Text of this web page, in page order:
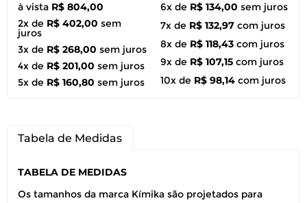
à vista R$ 804,00
2x de R$ 402,00 sem
juros
3x de R$ 268,00 sem juros
4x de R$ 201,00 sem juros
5x de R$ 160,80 sem juros
6x de R$ 134,00 sem juros
7x de R$ 132,97 com juros
8x de R$ 118,43 com juros
9x de R$ 107,15 com juros
10x de R$ 98,14 com juros
Tabela de Medidas
TABELA DE MEDIDAS
Os tamanhos da marca Kímika são projetados para